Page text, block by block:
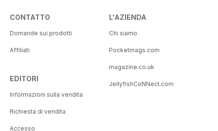
CONTATTO
Domande sui prodotti
Affiliati
EDITORI
Informazioni sulla vendita
Richiesta di vendita
Accesso
L'AZIENDA
Chi siamo
Pocketmags.com
magazine.co.uk
JellyfishCoNNect.com